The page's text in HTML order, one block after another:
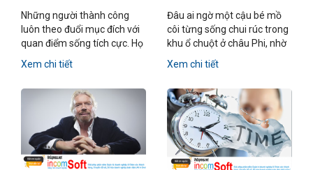
Những người thành công
luôn theo đuổi mục đích với
quan điểm sống tích cực. Họ
ít khi nói về những bí mật
của mình và những thói
Xem chi tiết
Đâu ai ngờ một cậu bé mồ
côi từng sống chui rúc trong
khu ổ chuột ở châu Phi, nhờ
sự trợ giúp của một nữ thiện
nguyện người Mỹ, nay có thể
học Harvard danh tiếng.
Xem chi tiết